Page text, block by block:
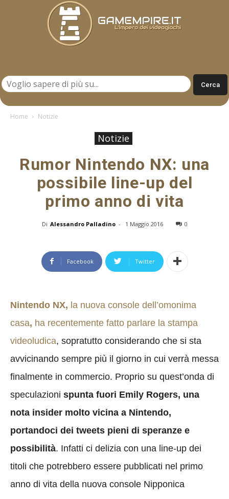
Home Notizie
Notizie
Rumor Nintendo NX: una
possibile line-up del
primo anno di vita
Di Alessandro Palladino - 1 Maggio 2016 0
Facebook Twitter
Nintendo NX, la nuova console dell’omonima
casa, ha recentemente fatto parlare la stampa
videoludica, sopratutto considerando che si sta
avvicinando sempre più il giorno in cui verrà messa
finalmente in commercio. Proprio su quest’onda di
speculazioni spunta fuori Emily Rogers, una
nota insider molto vicina a Nintendo,
portandoci dei tweets pieni di speranze e
possibilità. Infatti ci delizia con una line-up dei
titoli che potrebbero essere pubblicati nel primo
anno di vita della nuova console Nipponica